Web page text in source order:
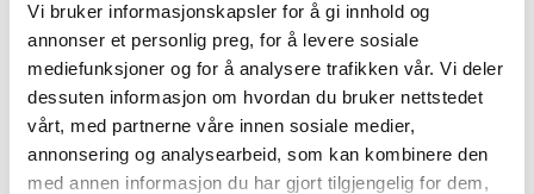
Vi bruker informasjonskapsler for å gi innhold og
annonser et personlig preg, for å levere sosiale
mediefunksjoner og for å analysere trafikken vår. Vi deler
dessuten informasjon om hvordan du bruker nettstedet
vårt, med partnerne våre innen sosiale medier,
annonsering og analysearbeid, som kan kombinere den
med annen informasjon du har gjort tilgjengelig for dem,
TIPS
gjæren, forbedre smak
og påvirke teksturen til den
ferdige pizzabunnen.